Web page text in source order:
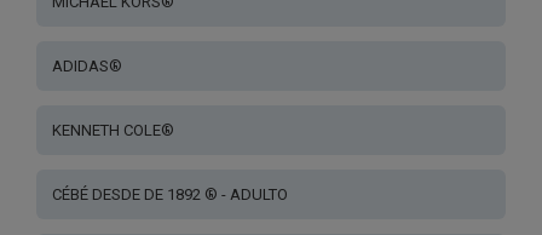
ADIDAS®
KENNETH COLE®
CÉBÉ DESDE DE 1892 ® - ADULTO